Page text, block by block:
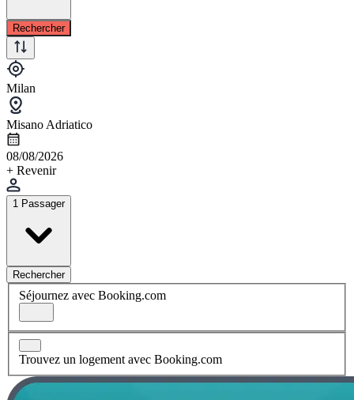
Rechercher
Milan
Misano Adriatico
08/08/2026
+ Revenir
1 Passager
Rechercher
Séjournez avec Booking.com
Trouvez un logement avec Booking.com